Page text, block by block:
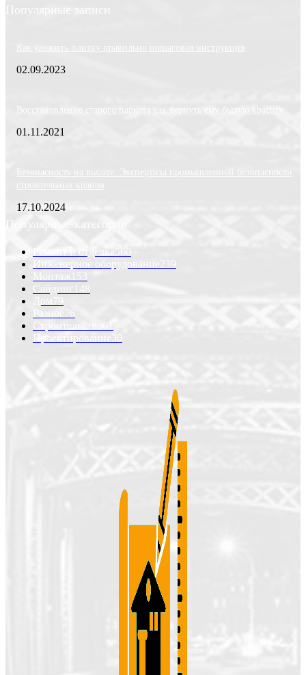
Популярные записи
Как уложить плитку правильно пошаговая инструкция
02.09.2023
Восстановление старого паркета как вернуть ему былую красоту
01.11.2021
Безопасность на высоте: Экспертиза промышленной безопасности
строительных кранов
17.10.2024
Популярные категории
Ремонт и отделка 560
Инженерное оборудование 239
Монтаж
153
Сайдинг
148
79
Разное
76
Строительство
61
Проектирование